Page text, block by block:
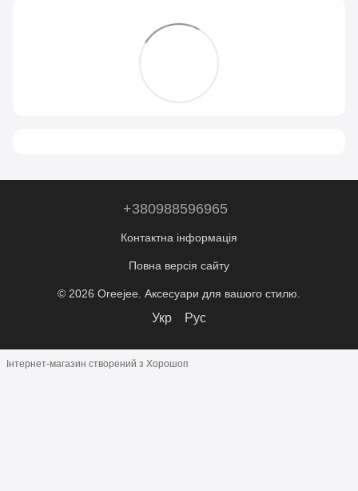
+380988596965
Контактна інформація
Повна версія сайту
© 2026 Oreejee. Аксесуари для вашого стилю.
Укр Рус
Інтернет-магазин створений з Хорошоп